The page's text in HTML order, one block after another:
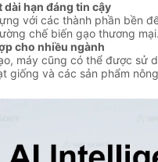
dài hạn đáng tin cậy
với các thành phần bền
chế biến gạo thương mại.
cho nhiều ngành
máy cũng có thể được sử
giống và các sản phẩm